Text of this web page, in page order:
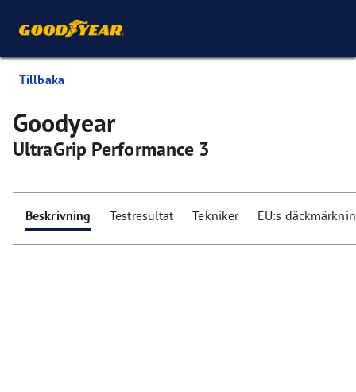
Tillbaka
Goodyear
UltraGrip Performance 3
Beskrivning Testresultat Tekniker EU:s